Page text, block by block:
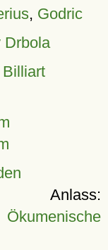
, Godric
Drbola
Anlass: